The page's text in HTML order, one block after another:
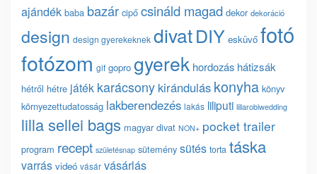
ajándék baba bazár cipő csináld magad dekor dekoráció
design design gyerekeknek divatDIY esküvő fotó
fotózom gif gopro gyerek hordozás hátizsák
hétről hétre játék karácsony kirándulás konyha könyv
környezettudatosság lakberendezés lakás liliputi lillarobiwedding
lilla sellei bags magyar divat NON+ pocket trailer
program recept születésnap sütemény sütés torta táska
varrás videó vásár vásárlás